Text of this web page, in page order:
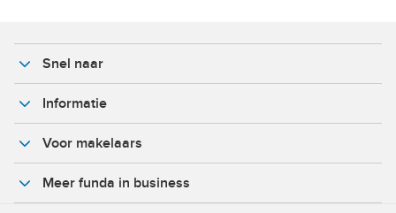
Snel naar
Informatie
Voor makelaars
Meer funda in business